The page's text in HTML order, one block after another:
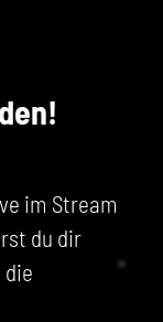
im Stream
du dir
die